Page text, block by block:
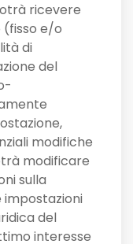
ricevere
(fisso e/o
di
del
modifiche
modificare
sulla
impostazioni
del
interesse